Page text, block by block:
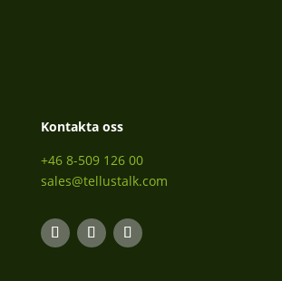
Kontakta oss
+46 8-509 126 00
sales@tellustalk.com